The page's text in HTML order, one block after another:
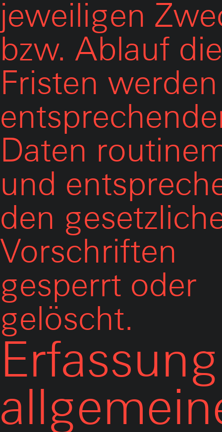
jeweiligen
bzw. Ablauf
Fristen
Daten
und
den
Vorschriften
gesperrt oder
gelöscht.
Erfassung